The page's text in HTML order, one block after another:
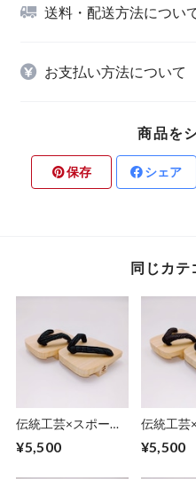
送料・配送方法につい
お支払い方法について
商品を
保存 シェア
同じカテ
伝統工芸×スポーツ
京漆染- 翡翠
¥5,500
伝統工芸
京漆
¥5,500